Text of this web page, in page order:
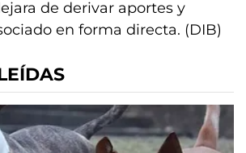
de derivar aportes y
en forma directa. (DIB)